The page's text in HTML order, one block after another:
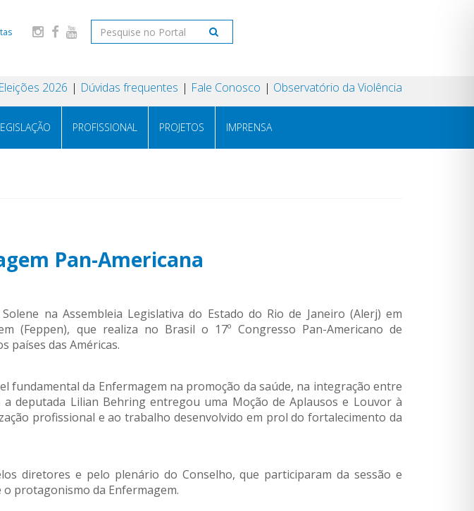
Eleições 2026 Dúvidas frequentes Fale Conosco Observatório da Violência
PROFISSIONAL PROJETOS IMPRENSA
Pan-Americana
na Assembleia Legislativa do Estado do Rio de Janeiro (Alerj) em
(Feppen), que realiza no Brasil o 17º Congresso Pan-Americano de
países das Américas.
fundamental da Enfermagem na promoção da saúde, na integração entre
deputada Lilian Behring entregou uma Moção de Aplausos e Louvor à
profissional e ao trabalho desenvolvido em prol do fortalecimento da
diretores e pelo plenário do Conselho, que participaram da sessão e
protagonismo da Enfermagem.